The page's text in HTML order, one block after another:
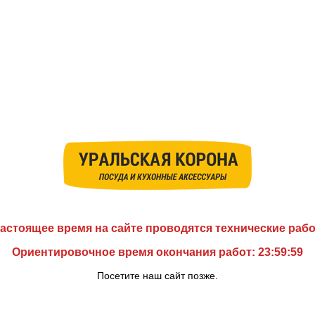
время на сайте проводятся технические
Ориентировочное время окончания работ: 23:59:59
Посетите наш сайт позже.